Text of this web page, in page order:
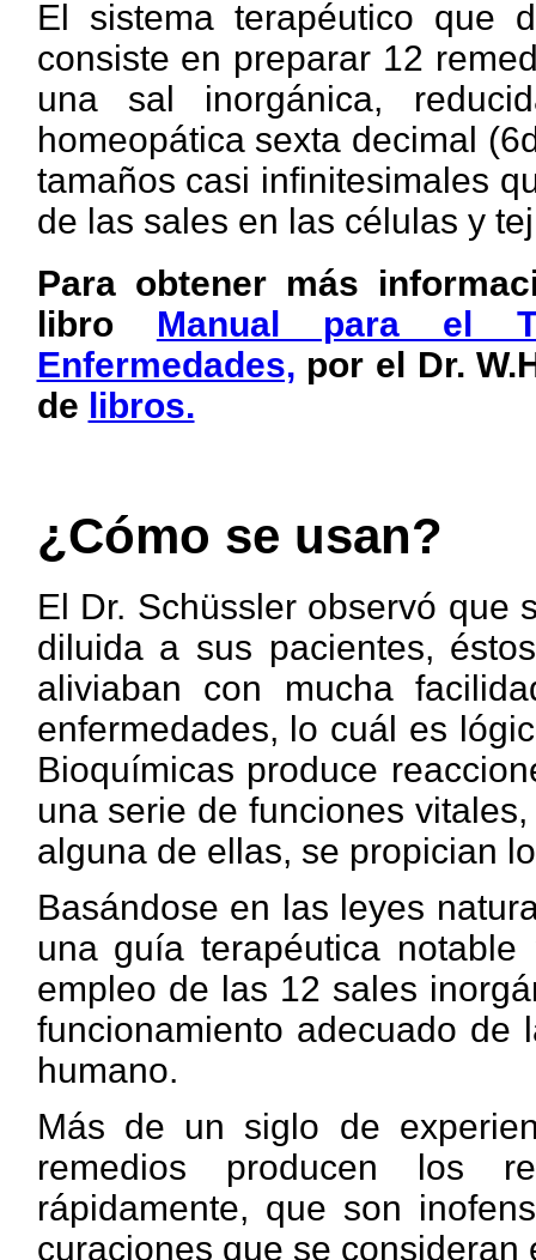
El sistema terapéutico que
consiste en preparar 12
una sal inorgánica,
homeopática sexta decimal
tamaños casi infinitesimales
de las sales en las células y
Para obtener más
libro Manual para el
Enfermedades, por el Dr.
de libros.
¿Cómo se usan?
El Dr. Schüssler observó que
diluida a sus pacientes,
aliviaban con mucha
enfermedades, lo cuál es
Bioquímicas produce
una serie de funciones
alguna de ellas, se propician
Basándose en las leyes
una guía terapéutica
empleo de las 12 sales
funcionamiento adecuado de
humano.
Más de un siglo de
remedios producen los
rápidamente, que son
curaciones que se consideran